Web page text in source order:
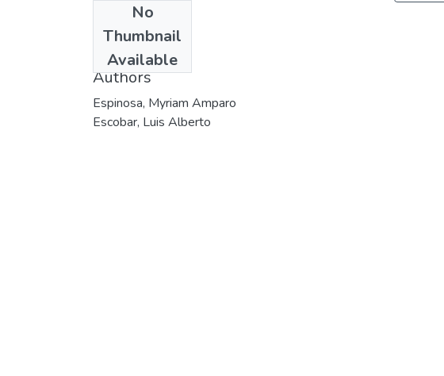
No
Thumbnail
Available
1995?
Authors
Espinosa, Myriam Amparo
Escobar, Luis Alberto